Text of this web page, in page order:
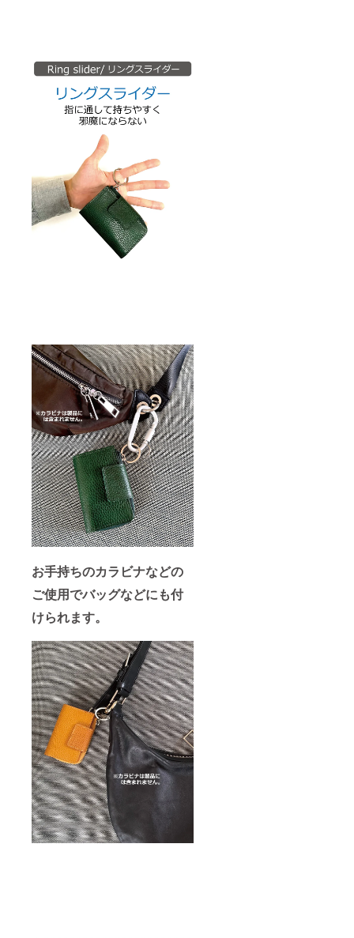
お手持ちのカラビナなどの
ご使用でバッグなどにも付
けられます。